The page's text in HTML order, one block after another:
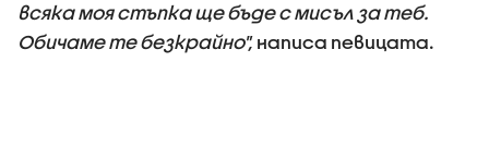
всяка моя стъпка ще бъде с мисъл за теб.
Обичаме те безкрайно", написа певицата.